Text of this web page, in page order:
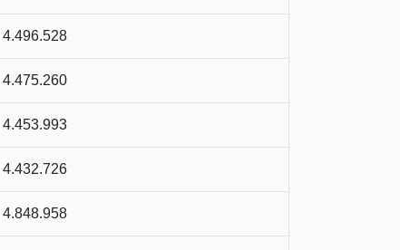
4.496.528
4.475.260
4.453.993
4.432.726
4.848.958